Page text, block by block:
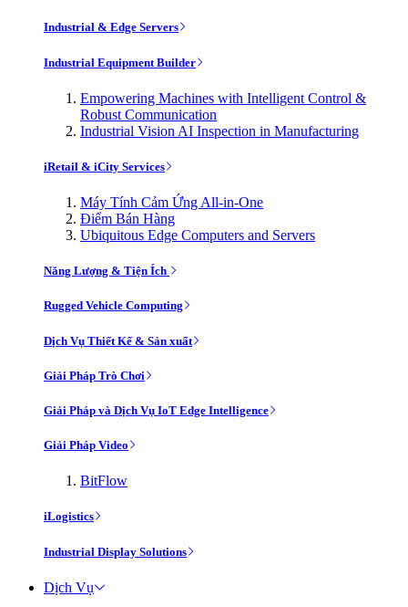
Industrial & Edge Servers
Industrial Equipment Builder
Empowering Machines with Intelligent Control &
Robust Communication
Industrial Vision AI Inspection in Manufacturing
iRetail & iCity Services
Máy Tính Cảm Ứng All-in-One
Điểm Bán Hàng
Ubiquitous Edge Computers and Servers
Năng Lượng & Tiện Ích
Rugged Vehicle Computing
Dịch Vụ Thiết Kế & Sản xuất
Giải Pháp Trò Chơi
Giải Pháp và Dịch Vụ IoT Edge Intelligence
Giải Pháp Video
BitFlow
iLogistics
Industrial Display Solutions
Dịch Vụ